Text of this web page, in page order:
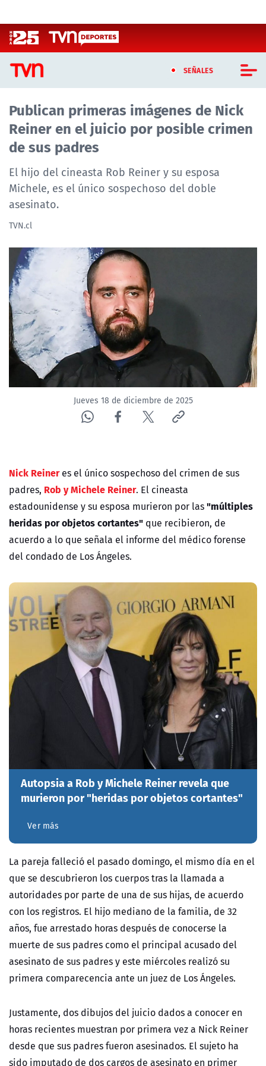
SEÑALES
CASTING MASTERCHEF CHILE
CASTING TVN VERTICAL
TVN VERTICAL
TVN PLAY
PROGRAMAS
TELESERIES
NTV
ACTUALIDAD Y TENDENCIAS
CORPORATIVO Y TRANSPARENCIA
CANAL DE DENUNCIAS
ÁREA DE PROYECTOS
Publican primeras imágenes de Nick
Reiner en el juicio por posible crimen
de sus padres
El hijo del cineasta Rob Reiner y su esposa
Michele, es el único sospechoso del doble
asesinato.
TVN.cl
Jueves 18 de diciembre de 2025
Nick Reineres el único sospechoso del crimen de sus
padres, Rob y Michele Reiner. El cineasta
estadounidense y su esposa murieron por las"múltiples
heridas por objetos cortantes" que recibieron, de
acuerdo a lo que señala el informe del médico forense
del condado de Los Ángeles.
Autopsia a Rob y Michele Reiner revela que
murieron por "heridas por objetos cortantes"
Ver más
La pareja falleció el pasado domingo, el mismo día en el
que se descubrieron los cuerpos tras la llamada a
autoridades por parte de una de sus hijas, de acuerdo
con los registros. El hijo mediano de la familia, de 32
años, fue arrestado horas después de conocerse la
muerte de sus padres como el principal acusado del
asesinato de sus padres y este miércoles realizó su
primera comparecencia ante un juez de Los Ángeles.
Justamente, dos dibujos del juicio dados a conocer en
horas recientes muestran por primera vez a Nick Reiner
desde que sus padres fueron asesinados. El sujeto ha
sido imputado de dos cargos de asesinato en primer